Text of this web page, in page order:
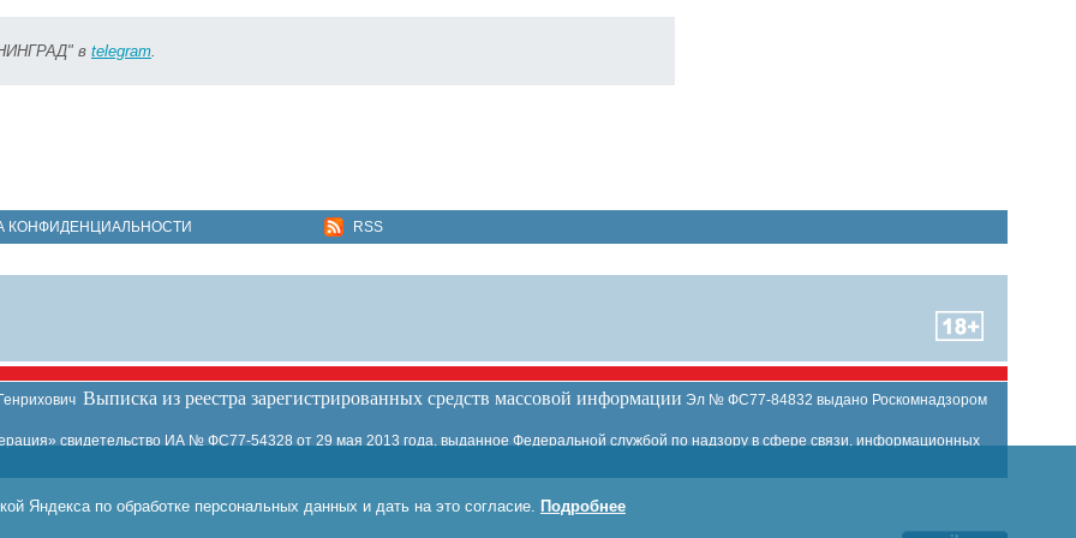
в telegram
КОНФИДЕНЦИАЛЬНОСТИ RSS
Выписка из реестра зарегистрированных средств массовой информации Эл № ФС77-84832 выдано Роскомнадзором
свидетельство ИА № ФС77-54328 от 29 мая 2013 года, выданное Федеральной службой по надзору в сфере связи, информационных
Яндекса по обработке персональных данных и дать на это согласие. Подробнее